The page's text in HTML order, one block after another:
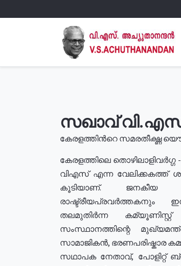
സഖാവ്
കേരളത്തിൻറെ സമരതീക്ഷ്ണ
കേരളത്തിലെ
വിഎസ് എന്ന വേലിക്കകത്ത്
കൂടിയാണ്. ജനകീയ
രാഷ്ട്രീയപ്രവർത്തകനും
തലമുതിർന്ന
സംസ്ഥാനത്തിന്റെ
സാമാജികൻ, ഭരണപരിഷ്കാര
സഥാപക നേതാവ്, പോളിറ്റ്